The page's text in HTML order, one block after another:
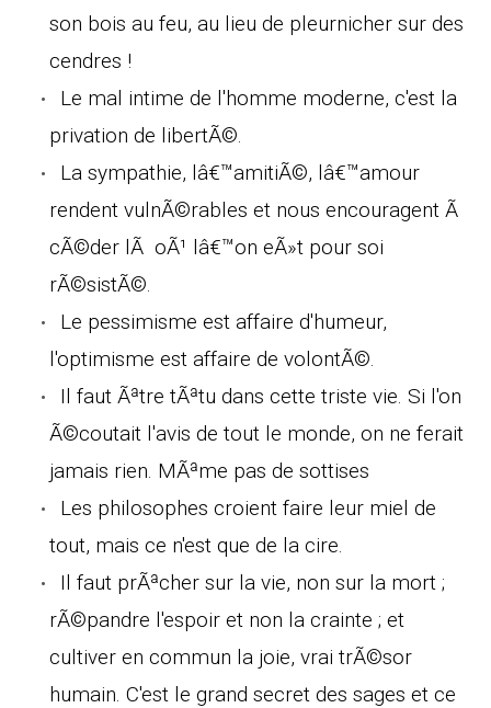
son bois au feu, au lieu de pleurnicher sur des
cendres !
Le mal intime de l'homme moderne, c'est la
privation de libertÃ©.
La sympathie, lâ€™amitiÃ©, lâ€™amour
rendent vulnÃ©rables et nous encouragent Ã
cÃ©der lÃ oÃ¹ lâ€™on eÃ»t pour soi
rÃ©sistÃ©.
Le pessimisme est affaire d'humeur,
l'optimisme est affaire de volontÃ©.
Il faut Ãªtre tÃªtu dans cette triste vie. Si l'on
Ã©coutait l'avis de tout le monde, on ne ferait
jamais rien. MÃªme pas de sottises
Les philosophes croient faire leur miel de
tout, mais ce n'est que de la cire.
Il faut prÃªcher sur la vie, non sur la mort ;
rÃ©pandre l'espoir et non la crainte ; et
cultiver en commun la joie, vrai trÃ©sor
humain. C'est le grand secret des sages et ce